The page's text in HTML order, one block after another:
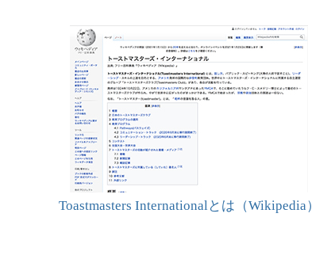
Toastmasters Internationalとは（Wikipedia）